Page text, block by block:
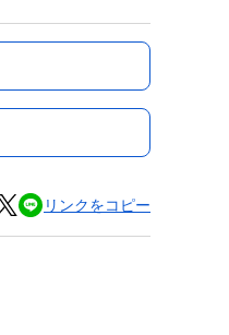
リンクをコピー